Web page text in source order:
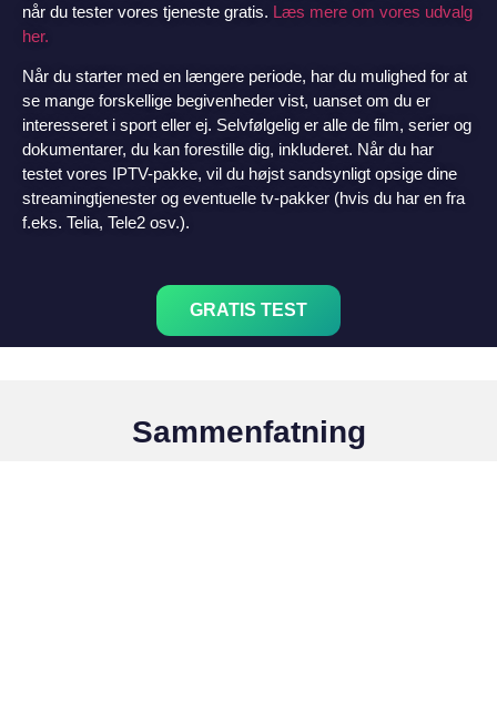
når du tester vores tjeneste gratis. Læs mere om vores udvalg
her.
Når du starter med en længere periode, har du mulighed for at
se mange forskellige begivenheder vist, uanset om du er
interesseret i sport eller ej. Selvfølgelig er alle de film, serier og
dokumentarer, du kan forestille dig, inkluderet. Når du har
testet vores IPTV-pakke, vil du højst sandsynligt opsige dine
streamingtjenester og eventuelle tv-pakker (hvis du har en fra
f.eks. Telia, Tele2 osv.).
GRATIS TEST
Sammenfatning